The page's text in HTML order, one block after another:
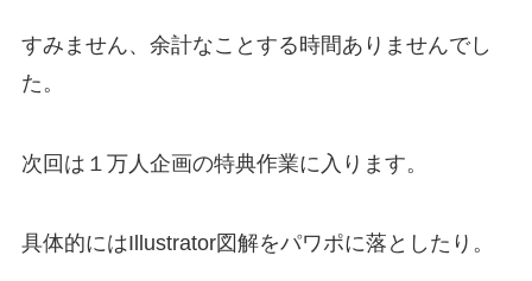
すみません、余計なことする時間ありませんでし
た。
次回は１万人企画の特典作業に入ります。
具体的にはIllustrator図解をパワポに落としたり。